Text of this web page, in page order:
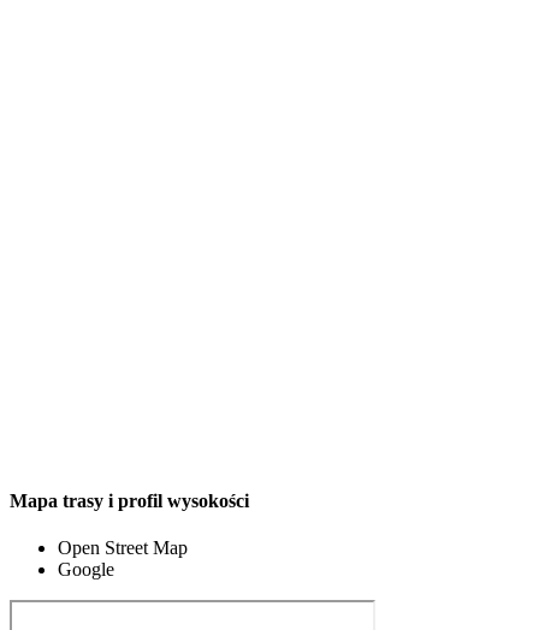
Mapa trasy i profil wysokości
Open Street Map
Google